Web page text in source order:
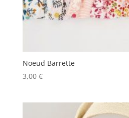
Noeud Barrette
3,00 €